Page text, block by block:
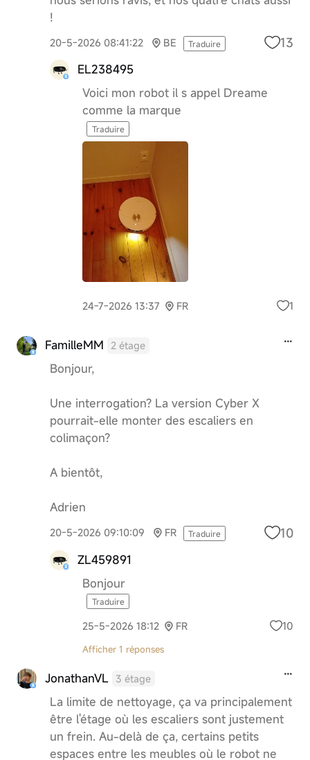
!
20-5-2026 08:41:22 BE Traduire 13
EL238495
Voici mon robot il s appel Dreame
comme la marque
Traduire
24-7-2026 13:37 FR 1
FamilleMM 2 étage
Bonjour,
Une interrogation? La version Cyber X
pourrait-elle monter des escaliers en
colimaçon?
A bientôt,
Adrien
20-5-2026 09:10:09 FR Traduire 10
ZL459891
Bonjour
Traduire
25-5-2026 18:12 FR 10
Afficher 1 réponses
JonathanVL 3 étage
La limite de nettoyage, ça va principalement
être l'étage où les escaliers sont justement
un frein. Au-delà de ça, certains petits
espaces entre les meubles où le robot ne